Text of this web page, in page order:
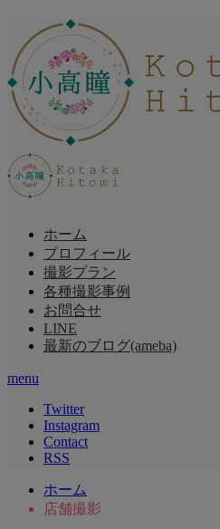
ホーム
プロフィール
撮影プラン
各種撮影事例
お問合せ
LINE
最新のブログ(ameba)
menu
Twitter
Instagram
Contact
RSS
ホーム
店舗撮影